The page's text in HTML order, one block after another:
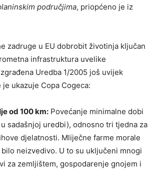
područjima, priopćeno je iz
zadruge u EU dobrobit životinja ključan
infrastruktura uvelike
Uredba 1/2005 još uvijek
ukazuje Copa Cogeca:
od 100 km: Povećanje minimalne dobi
sadašnjoj uredbi), odnosno tri tjedna za
djelatnosti. Mliječne farme morale
neizvedivo. U to su uključeni mnogi
za zemljištem, gospodarenje gnojem i